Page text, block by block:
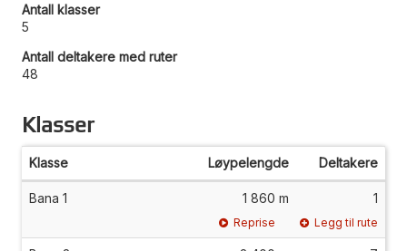
Antall klasser
5
Antall deltakere med ruter
48
Klasser
Klasse Løypelengde Deltakere
Bana 1 1 860 m 1
Reprise Legg til rute